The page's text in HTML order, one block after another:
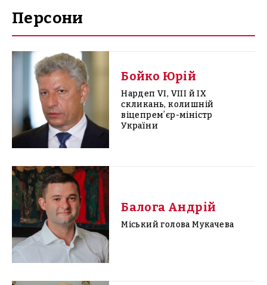
Персони
Бойко Юрій
Нардеп VI, VIII й IX
скликань, колишній
віцепремʼєр-міністр
України
Балога Андрій
Міський голова Мукачева